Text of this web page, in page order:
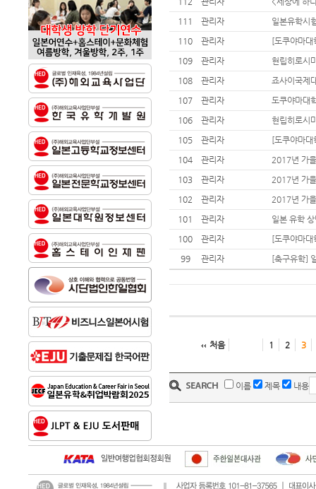
111
관리자
일본유학시
110
관리자
[도쿠야마
109
관리자
현립히로시
108
관리자
죠사이국제
107
관리자
도쿠야마대
106
관리자
현립히로시
105
관리자
[도쿠야마
104
관리자
2017년 가
103
관리자
2017년 가
102
관리자
2017년 가
101
관리자
일본 유학
100
관리자
[도쿠야마
99
관리자 [축구유학]
처음 1 2 3
이름 제목 내용